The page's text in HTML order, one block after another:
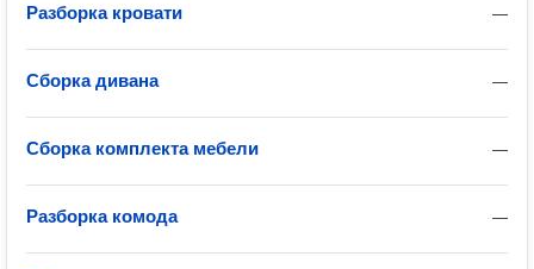
—
Разборка кровати
—
Сборка дивана
—
Сборка комплекта мебели
—
Разборка комода